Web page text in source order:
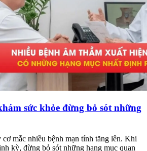
sức khỏe đừng bỏ sót những
cơ mắc nhiều bệnh mạn tính tăng lên. Khi
kỳ, đừng bỏ sót những hạng mục quan